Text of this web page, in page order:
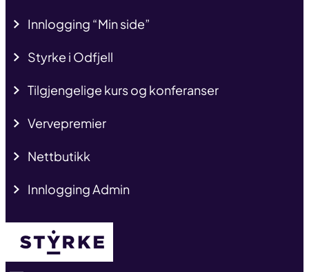
Innlogging “Min side”
Styrke i Odfjell
Tilgjengelige kurs og konferanser
Vervepremier
Nettbutikk
Innlogging Admin